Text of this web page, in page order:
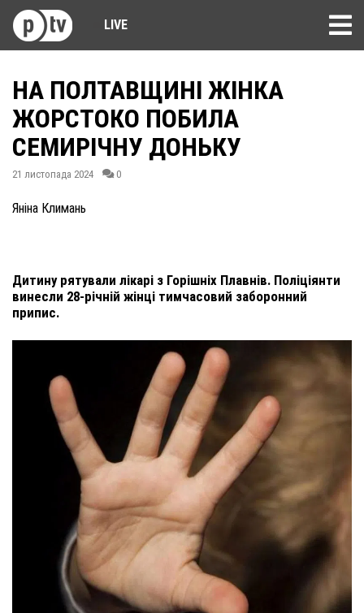
LIVE
НА ПОЛТАВЩИНІ ЖІНКА
ЖОРСТОКО ПОБИЛА
СЕМИРІЧНУ ДОНЬКУ
21 листопада 2024 0
Яніна Климань
Дитину рятували лікарі з Горішніх Плавнів. Поліціянти
винесли 28-річній жінці тимчасовий заборонний
припис.